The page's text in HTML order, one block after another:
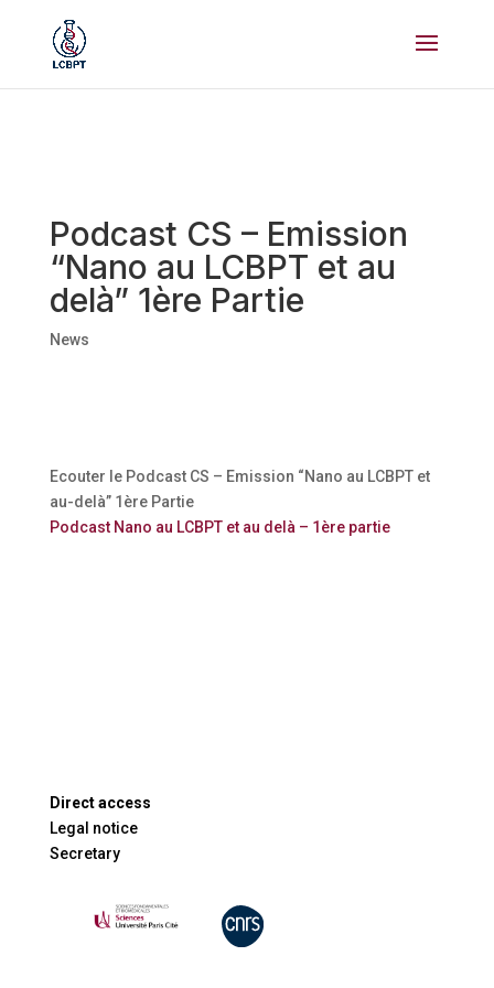
Podcast CS – Emission
“Nano au LCBPT et au
delà” 1ère Partie
News
Ecouter le Podcast CS – Emission “Nano au LCBPT et
au-delà” 1ère Partie
Podcast Nano au LCBPT et au delà – 1ère partie
Direct access
Legal notice
Secretary